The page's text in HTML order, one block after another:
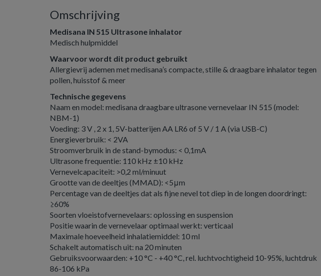
Omschrijving
Medisana IN 515 Ultrasone inhalator
Medisch hulpmiddel
Waarvoor wordt dit product gebruikt
Allergievrij ademen met medisana’s compacte, stille & draagbare inhalator tegen
pollen, huisstof & meer
Technische gegevens
Naam en model: medisana draagbare ultrasone vernevelaar IN 515 (model:
NBM-1)
Voeding: 3 V , 2 x 1, 5V-batterijen AA LR6 of 5 V / 1 A (via USB-C)
Energieverbruik: < 2VA
Stroomverbruik in de stand-bymodus: < 0,1mA
Ultrasone frequentie: 110 kHz ±10 kHz
Vernevelcapaciteit: >0,2 ml/minuut
Grootte van de deeltjes (MMAD): <5μm
Percentage van de deeltjes dat als fijne nevel tot diep in de longen doordringt:
≥60%
Soorten vloeistofvernevelaars: oplossing en suspension
Positie waarin de vernevelaar optimaal werkt: verticaal
Maximale hoeveelheid inhalatiemiddel: 10 ml
Schakelt automatisch uit: na 20 minuten
Gebruiksvoorwaarden: +10 °C - +40 °C, rel. luchtvochtigheid 10-95%, luchtdruk
86-106 kPa